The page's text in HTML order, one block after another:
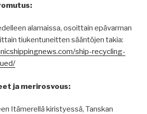
alamaissa, osoittain epävarman
tiukentuneitten sääntöjen takia:
ship-recycling-
ja merirosvous:
Itämerellä kiristyessä, Tanskan